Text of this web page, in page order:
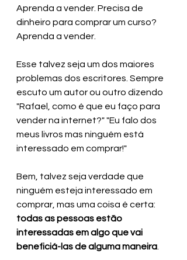
Aprenda a vender. Precisa de
dinheiro para comprar um curso?
Aprenda a vender.
Esse talvez seja um dos maiores
problemas dos escritores. Sempre
escuto um autor ou outro dizendo
"Rafael, como é que eu faço para
vender na internet?" "Eu falo dos
meus livros mas ninguém está
interessado em comprar!"
Bem, talvez seja verdade que
ninguém esteja interessado em
comprar, mas uma coisa é certa:
todas as pessoas estão
interessadas em algo que vai
beneficiá-las de alguma maneira